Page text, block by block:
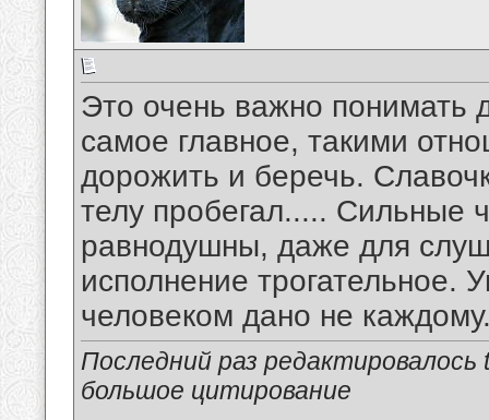
Это очень важно понимать
самое главное, такими
дорожить и беречь.
телу пробегал..... Сильные
равнодушны, даже для
исполнение
человеком дано не
Последний раз
большое цитирование